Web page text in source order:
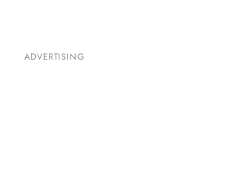
ADVERTISING